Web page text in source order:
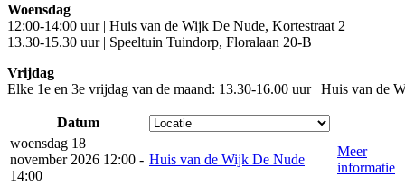
Woensdag
12:00-14:00 uur | Huis van de Wijk De Nude, Kortestraat 2
13.30-15.30 uur | Speeltuin Tuindorp, Floralaan 20-B
Vrijdag
Elke 1e en 3e vrijdag van de maand: 13.30-16.00 uur | Huis van de
Datum
woensdag 18
november 2026 12:00 -
14:00
Huis van de Wijk De Nude
Meer
informatie